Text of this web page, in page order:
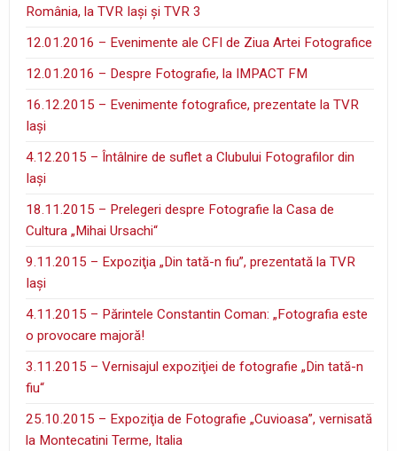
România, la TVR Iaşi şi TVR 3
12.01.2016 – Evenimente ale CFI de Ziua Artei Fotografice
12.01.2016 – Despre Fotografie, la IMPACT FM
16.12.2015 – Evenimente fotografice, prezentate la TVR
Iaşi
4.12.2015 – Întâlnire de suflet a Clubului Fotografilor din
Iaşi
18.11.2015 – Prelegeri despre Fotografie la Casa de
Cultura „Mihai Ursachi“
9.11.2015 – Expoziţia „Din tată-n fiu”, prezentată la TVR
Iaşi
4.11.2015 – Părintele Constantin Coman: „Fotografia este
o provocare majoră!
3.11.2015 – Vernisajul expoziţiei de fotografie „Din tată-n
fiu“
25.10.2015 – Expoziţia de Fotografie „Cuvioasa”, vernisată
la Montecatini Terme, Italia